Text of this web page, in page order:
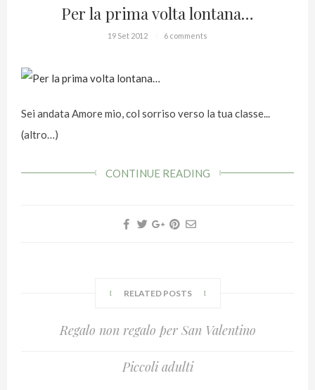
Per la prima volta lontana…
19 Set 2012 6 comments
Sei andata Amore mio, col sorriso verso la tua classe...
(altro…)
CONTINUE READING
RELATED POSTS
Regalo non regalo per San Valentino
Piccoli adulti